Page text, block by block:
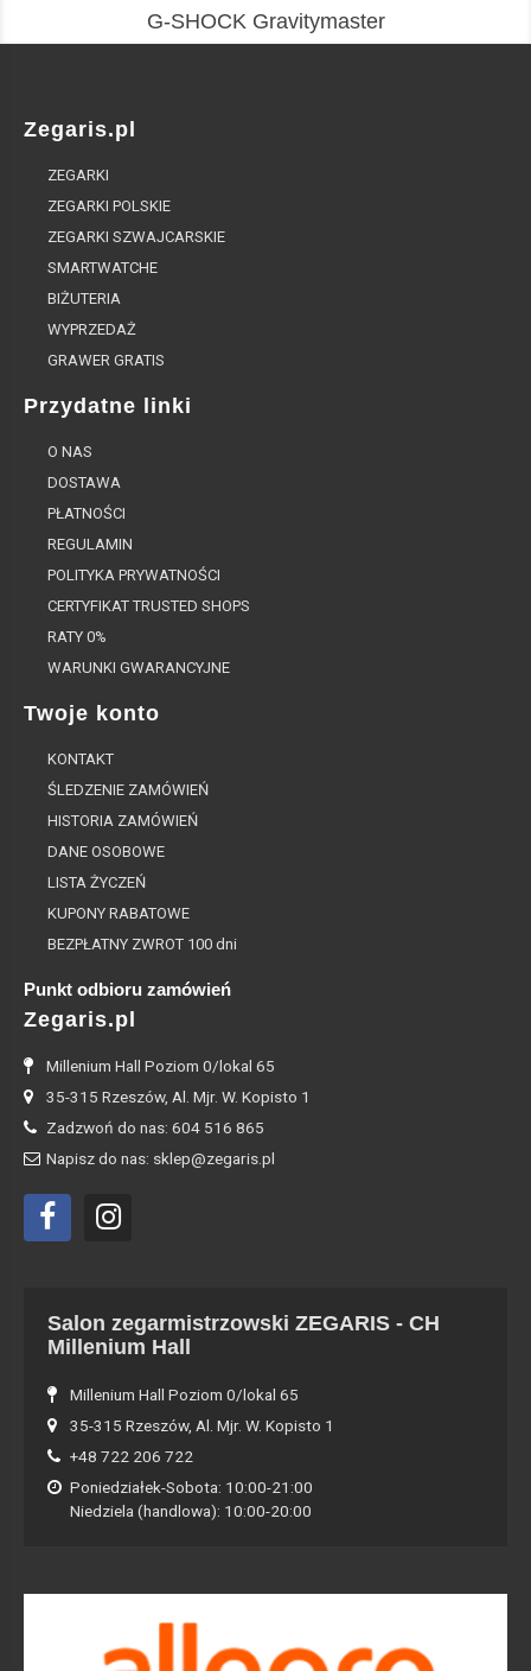
G-SHOCK Gravitymaster
Zegaris.pl
ZEGARKI
ZEGARKI POLSKIE
ZEGARKI SZWAJCARSKIE
SMARTWATCHE
BIŻUTERIA
WYPRZEDAŻ
GRAWER GRATIS
Przydatne linki
O NAS
DOSTAWA
PŁATNOŚCI
REGULAMIN
POLITYKA PRYWATNOŚCI
CERTYFIKAT TRUSTED SHOPS
RATY 0%
WARUNKI GWARANCYJNE
Twoje konto
KONTAKT
ŚLEDZENIE ZAMÓWIEŃ
HISTORIA ZAMÓWIEŃ
DANE OSOBOWE
LISTA ŻYCZEŃ
KUPONY RABATOWE
BEZPŁATNY ZWROT 100 dni
Punkt odbioru zamówień
Zegaris.pl
Millenium Hall Poziom 0/lokal 65
35-315 Rzeszów, Al. Mjr. W. Kopisto 1
Zadzwoń do nas: 604 516 865
Napisz do nas: sklep@zegaris.pl
Salon zegarmistrzowski ZEGARIS - CH
Millenium Hall
Millenium Hall Poziom 0/lokal 65
35-315 Rzeszów, Al. Mjr. W. Kopisto 1
+48 722 206 722
Poniedziałek-Sobota: 10:00-21:00
Niedziela (handlowa): 10:00-20:00